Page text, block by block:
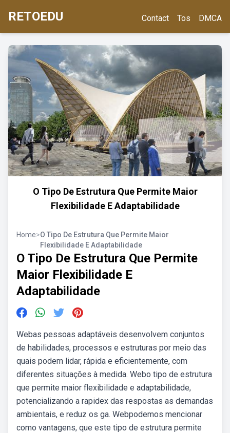
RETOEDU Contact Tos DMCA
O Tipo De Estrutura Que Permite Maior
Flexibilidade E Adaptabilidade
Home>O Tipo De Estrutura Que Permite Maior
Flexibilidade E Adaptabilidade
O Tipo De Estrutura Que Permite
Maior Flexibilidade E
Adaptabilidade
Webas pessoas adaptáveis desenvolvem conjuntos
de habilidades, processos e estruturas por meio das
quais podem lidar, rápida e eficientemente, com
diferentes situações à medida. Webo tipo de estrutura
que permite maior flexibilidade e adaptabilidade,
potencializando a rapidex das respostas as demandas
ambientais, e reduz os ga. Webpodemos mencionar
como vantagens, que este tipo de estrutura permite